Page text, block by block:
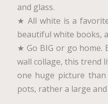
and glass.
★ All white is a
beautiful white books,
★ Go BIG or go home.
wall collage, this trend
one huge picture
pots, rather a large